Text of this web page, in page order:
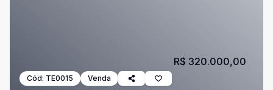
Cód: TE0015 Venda
R$ 320.000,00